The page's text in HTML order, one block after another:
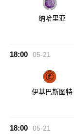
纳哈里亚
18:00 05-21
伊基巴斯图特
18:00 05-21